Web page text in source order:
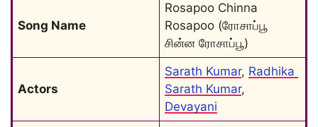
Song Name
Rosapoo Chinna
Rosapoo (ரோசாப்பூ
சின்ன ரோசாப்பூ)
Actors
Sarath Kumar, Radhika
Sarath Kumar
Devayani